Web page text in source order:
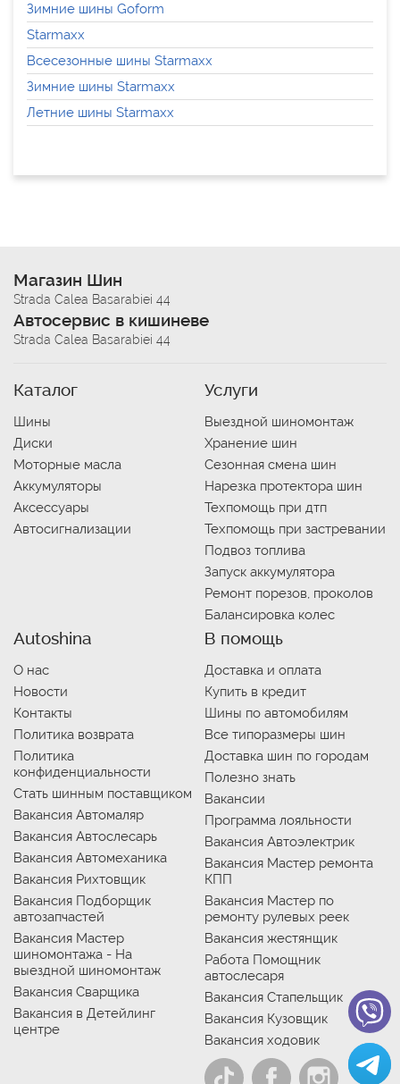
Зимние шины Goform
Starmaxx
Всесезонные шины Starmaxx
Зимние шины Starmaxx
Летние шины Starmaxx
Магазин Шин
Strada Calea Basarabiei 44
Автосервис в кишиневе
Strada Calea Basarabiei 44
Каталог
Шины
Диски
Моторные масла
Аккумуляторы
Аксессуары
Автосигнализации
Услуги
Выездной шиномонтаж
Хранение шин
Сезонная смена шин
Нарезка протектора шин
Техпомощь при дтп
Техпомощь при застревании
Подвоз топлива
Запуск аккумулятора
Ремонт порезов, проколов
Балансировка колес
Autoshina
О нас
Новости
Контакты
Политика возврата
Политика
конфиденциальности
Стать шинным поставщиком
Вакансия Автомаляр
Вакансия Автослесарь
Вакансия Автомеханика
Вакансия Рихтовщик
Вакансия Подборщик
автозапчастей
Вакансия Мастер
шиномонтажа - На
выездной шиномонтаж
Вакансия Сварщика
Вакансия в Детейлинг
центре
В помощь
Доставка и оплата
Купить в кредит
Шины по автомобилям
Все типоразмеры шин
Доставка шин по городам
Полезно знать
Вакансии
Программа лояльности
Вакансия Автоэлектрик
Вакансия Мастер ремонта
КПП
Вакансия Мастер по
ремонту рулевых реек
Вакансия жестянщик
Работа Помощник
автослесаря
Вакансия Стапельщик
Вакансия Кузовщик
Вакансия ходовик